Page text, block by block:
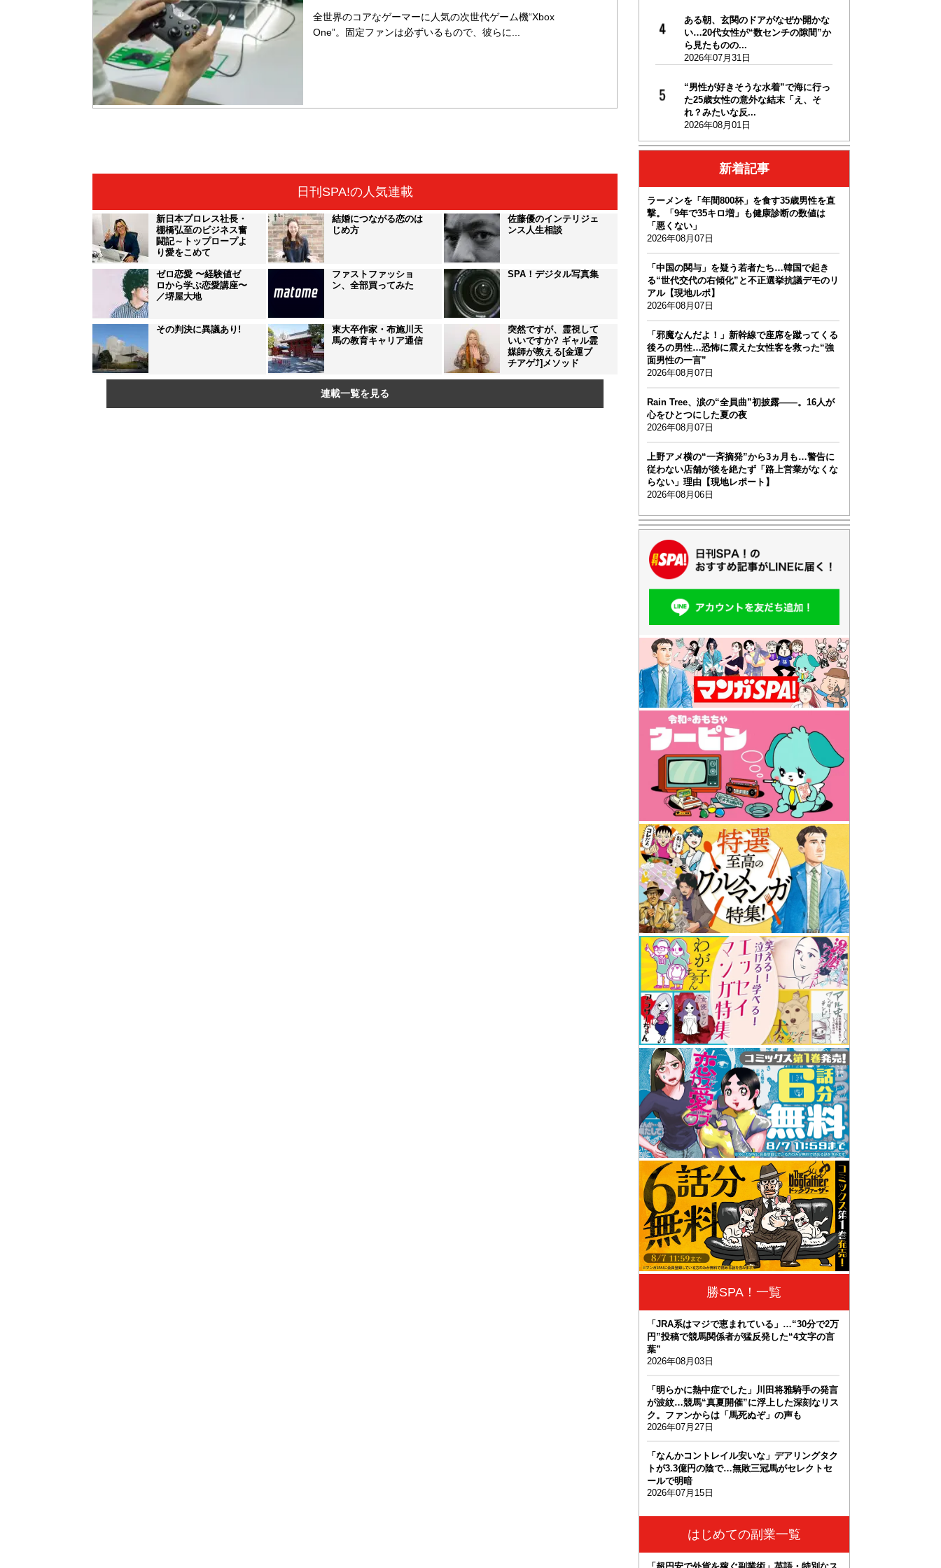
全世界のコアなゲーマーに人気の次世代ゲーム機“Xbox
One”。固定ファンは必ずいるもので、彼らに...
日刊SPA!の人気連載
新日本プロレス社長・
棚橋弘至のビジネス奮
闘記～トップロープよ
り愛をこめて
結婚につながる恋のは
じめ方
佐藤優のインテリジェ
ンス人生相談
ゼロ恋愛 〜経験値ゼ
ロから学ぶ恋愛講座〜
／堺屋大地
ファストファッショ
ン、全部買ってみた
SPA！デジタル写真集
その判決に異議あり!
東大卒作家・布施川天
馬の教育キャリア通信
突然ですが、霊視して
いいですか? ギャル霊
媒師が教える[金運ブ
チアゲ⤴]メソッド
連載一覧を見る
ある朝、玄関のドアがなぜか開かな
い…20代女性が“数センチの隙間”か
ら見たものの...
2026年07月31日
“男性が好きそうな水着”で海に行っ
た25歳女性の意外な結末「え、そ
れ？みたいな反...
2026年08月01日
新着記事
ラーメンを「年間800杯」を食す35歳男性を直
撃。「9年で35キロ増」も健康診断の数値は
「悪くない」
2026年08月07日
「中国の関与」を疑う若者たち…韓国で起き
る“世代交代の右傾化”と不正選挙抗議デモのリ
アル【現地ルポ】
2026年08月07日
「邪魔なんだよ！」新幹線で座席を蹴ってくる
後ろの男性…恐怖に震えた女性客を救った“強
面男性の一言”
2026年08月07日
Rain Tree、涙の“全員曲”初披露――。16人が
心をひとつにした夏の夜
2026年08月07日
上野アメ横の“一斉摘発”から3ヵ月も…警告に
従わない店舗が後を絶たず「路上営業がなくな
らない」理由【現地レポート】
2026年08月06日
勝SPA！一覧
「JRA系はマジで恵まれている」…“30分で2万
円”投稿で競馬関係者が猛反発した“4文字の言
葉”
2026年08月03日
「明らかに熱中症でした」川田将雅騎手の発言
が波紋…競馬“真夏開催”に浮上した深刻なリス
ク。ファンからは「馬死ぬぞ」の声も
2026年07月27日
「なんかコントレイル安いな」デアリングタク
トが3.3億円の陰で…無敗三冠馬がセレクトセ
ールで明暗
2026年07月15日
はじめての副業一覧